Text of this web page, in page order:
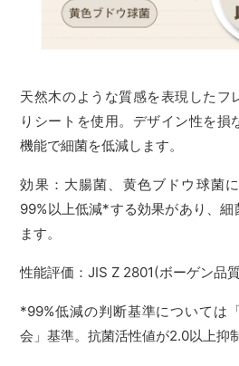
天然木のような質感を表現したフ
りシートを使用。デザイン性を損
機能で細菌を低減します。
効果：大腸菌、黄色ブドウ球菌
99%以上低減*する効果があり、細
ます。
性能評価：JIS Z 2801(ボーゲン品
*99%低減の判断基準については
会」基準。抗菌活性値が2.0以上抑制